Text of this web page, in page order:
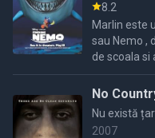
8.2
Marlin este
sau Nemo , dar cand acesta dispare in prima zi
de scoala si
No
Nu există
2007